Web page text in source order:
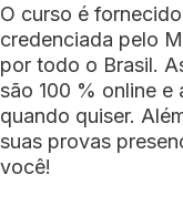
O curso é
credenciada pelo
por todo o Brasil.
são 100 % online e
quando quiser.
suas provas
você!